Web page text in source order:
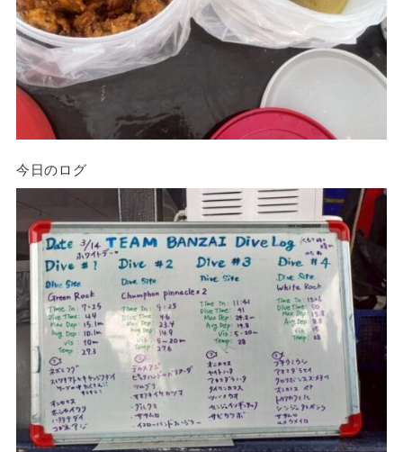
今日のログ